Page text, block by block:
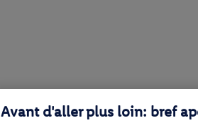
Avant d'aller plus loin: bref